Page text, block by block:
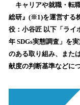
！
数
を
読
込
み
で
キャリアや就職・転
総研』(※1)を運営する
役：小谷匠 以下「ライ
年 SDGs実態調査」を
のある取り組み、また
献度の判断基準などに